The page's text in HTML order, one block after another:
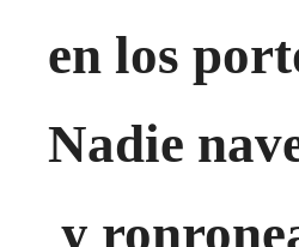
en los
Nadie
y